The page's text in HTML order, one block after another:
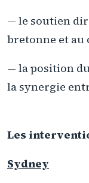
— le soutien
bretonne et au
— la position
la synergie
Les
Sydney